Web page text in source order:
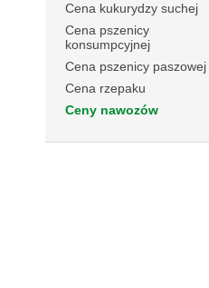
Cena kukurydzy suchej
Cena pszenicy
konsumpcyjnej
Cena pszenicy paszowej
Cena rzepaku
Ceny nawozów